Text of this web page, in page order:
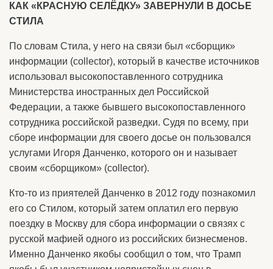
КАК «КРАСНУЮ СЕЛЁДКУ» ЗАВЕРНУЛИ В ДОСЬЕ
СТИЛА
По словам Стила, у него на связи был «сборщик»
информации (collector), который в качестве источников
использовал высокопоставленного сотрудника
Министерства иностранных дел Российской
Федерации, а также бывшего высокопоставленного
сотрудника российской разведки. Судя по всему, при
сборе информации для своего досье он пользовался
услугами Игоря Данченко, которого он и называет
своим «сборщиком» (collector).
Кто-то из приятелей Данченко в 2012 году познакомил
его со Стилом, который затем оплатил его первую
поездку в Москву для сбора информации о связях с
русской мафией одного из российских бизнесменов.
Именно Данченко якобы сообщил о том, что Трамп